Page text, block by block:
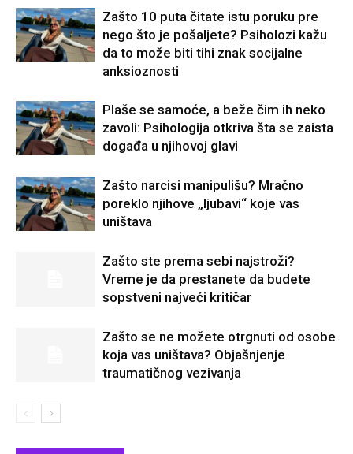
Zašto 10 puta čitate istu poruku pre
nego što je pošaljete? Psiholozi kažu
da to može biti tihi znak socijalne
anksioznosti
Plaše se samoće, a beže čim ih neko
zavoli: Psihologija otkriva šta se zaista
događa u njihovoj glavi
Zašto narcisi manipulišu? Mračno
poreklo njihove „ljubavi“ koje vas
uništava
Zašto ste prema sebi najstroži?
Vreme je da prestanete da budete
sopstveni najveći kritičar
Zašto se ne možete otrgnuti od osobe
koja vas uništava? Objašnjenje
traumatičnog vezivanja